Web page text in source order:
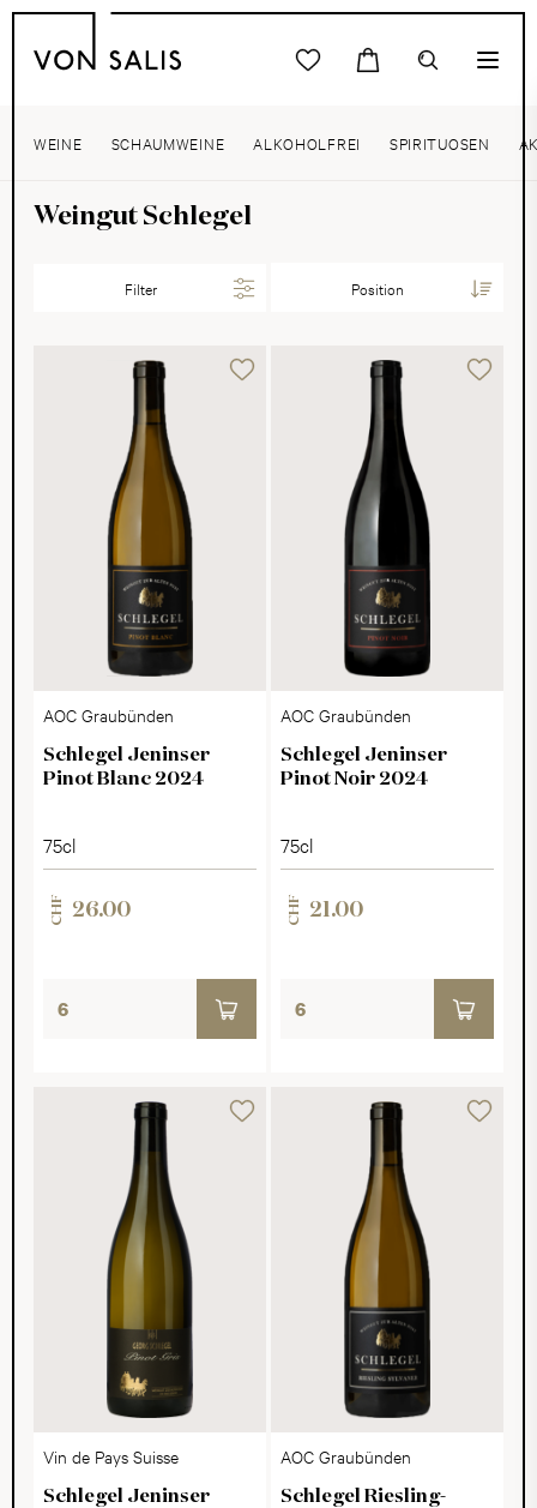
WEINE SCHAUMWEINE ALKOHOLFREI SPIRITUOSEN
Weingut Schlegel
Filter
AOC Graubünden
Schlegel Jeninser
Pinot Blanc 2024
75cl
CHF 26.00
AOC Graubünden
Schlegel Jeninser
Pinot Noir 2024
75cl
CHF 21.00
Vin de Pays Suisse
Schlegel Jeninser
AOC Graubünden
Schlegel Riesling-